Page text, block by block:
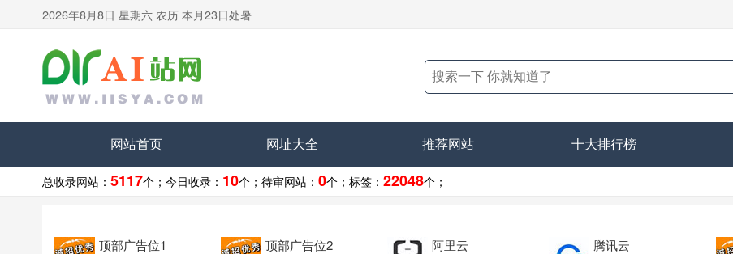
2026年8月8日 星期六 农历 本月23日处暑
网站首页 网址大全 推荐网站 十大排行榜
总收录网站： 5117个； 今日收录： 10个； 待审网站： 0个； 标签： 22048个；
顶部广告位1 顶部广告位2 阿里云 腾讯云